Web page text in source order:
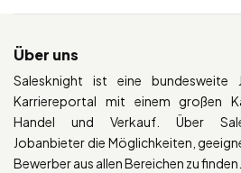
Über uns
Salesknight ist eine bundesweite
Karriereportal mit einem großen
Handel und Verkauf. Über
Jobanbieter die Möglichkeiten,
Bewerber aus allen Bereichen zu finden.